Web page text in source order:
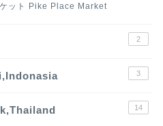
ット Pike Place Market
2
3
14